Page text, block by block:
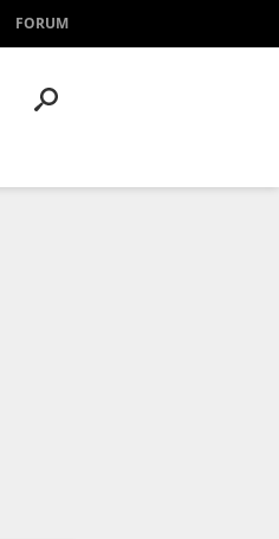
FORUM